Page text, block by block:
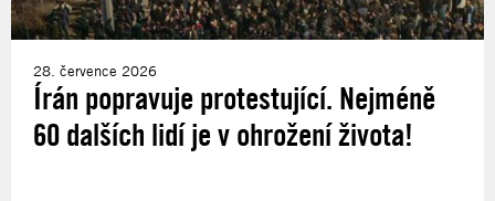
28. července 2026
Írán popravuje protestující. Nejméně
60 dalších lidí je v ohrožení života!